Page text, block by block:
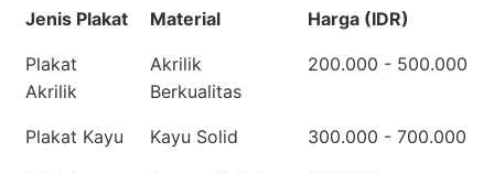
Jenis Plakat Material Harga (IDR)
Plakat
Akrilik
Akrilik
Berkualitas
200.000 - 500.000
Plakat Kayu Kayu Solid 300.000 - 700.000